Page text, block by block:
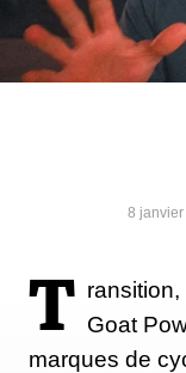
8 janvier
T Goat
marques de